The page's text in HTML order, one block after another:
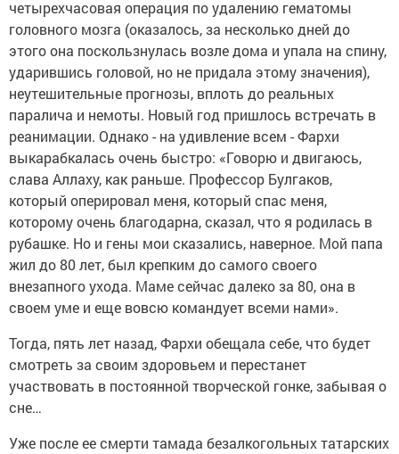
четырехчасовая операция по удалению гематомы
головного мозга (оказалось, за несколько дней до
этого она поскользнулась возле дома и упала на спину,
ударившись головой, но не придала этому значения),
неутешительные прогнозы, вплоть до реальных
паралича и немоты. Новый год пришлось встречать в
реанимации. Однако - на удивление всем - Фархи
выкарабкалась очень быстро: «Говорю и двигаюсь,
слава Аллаху, как раньше. Профессор Булгаков,
который оперировал меня, который спас меня,
которому очень благодарна, сказал, что я родилась в
рубашке. Но и гены мои сказались, наверное. Мой папа
жил до 80 лет, был крепким до самого своего
внезапного ухода. Маме сейчас далеко за 80, она в
своем уме и еще вовсю командует всеми нами».
Тогда, пять лет назад, Фархи обещала себе, что будет
смотреть за своим здоровьем и перестанет
участвовать в постоянной творческой гонке, забывая о
сне…
Уже после ее смерти тамада безалкогольных татарских